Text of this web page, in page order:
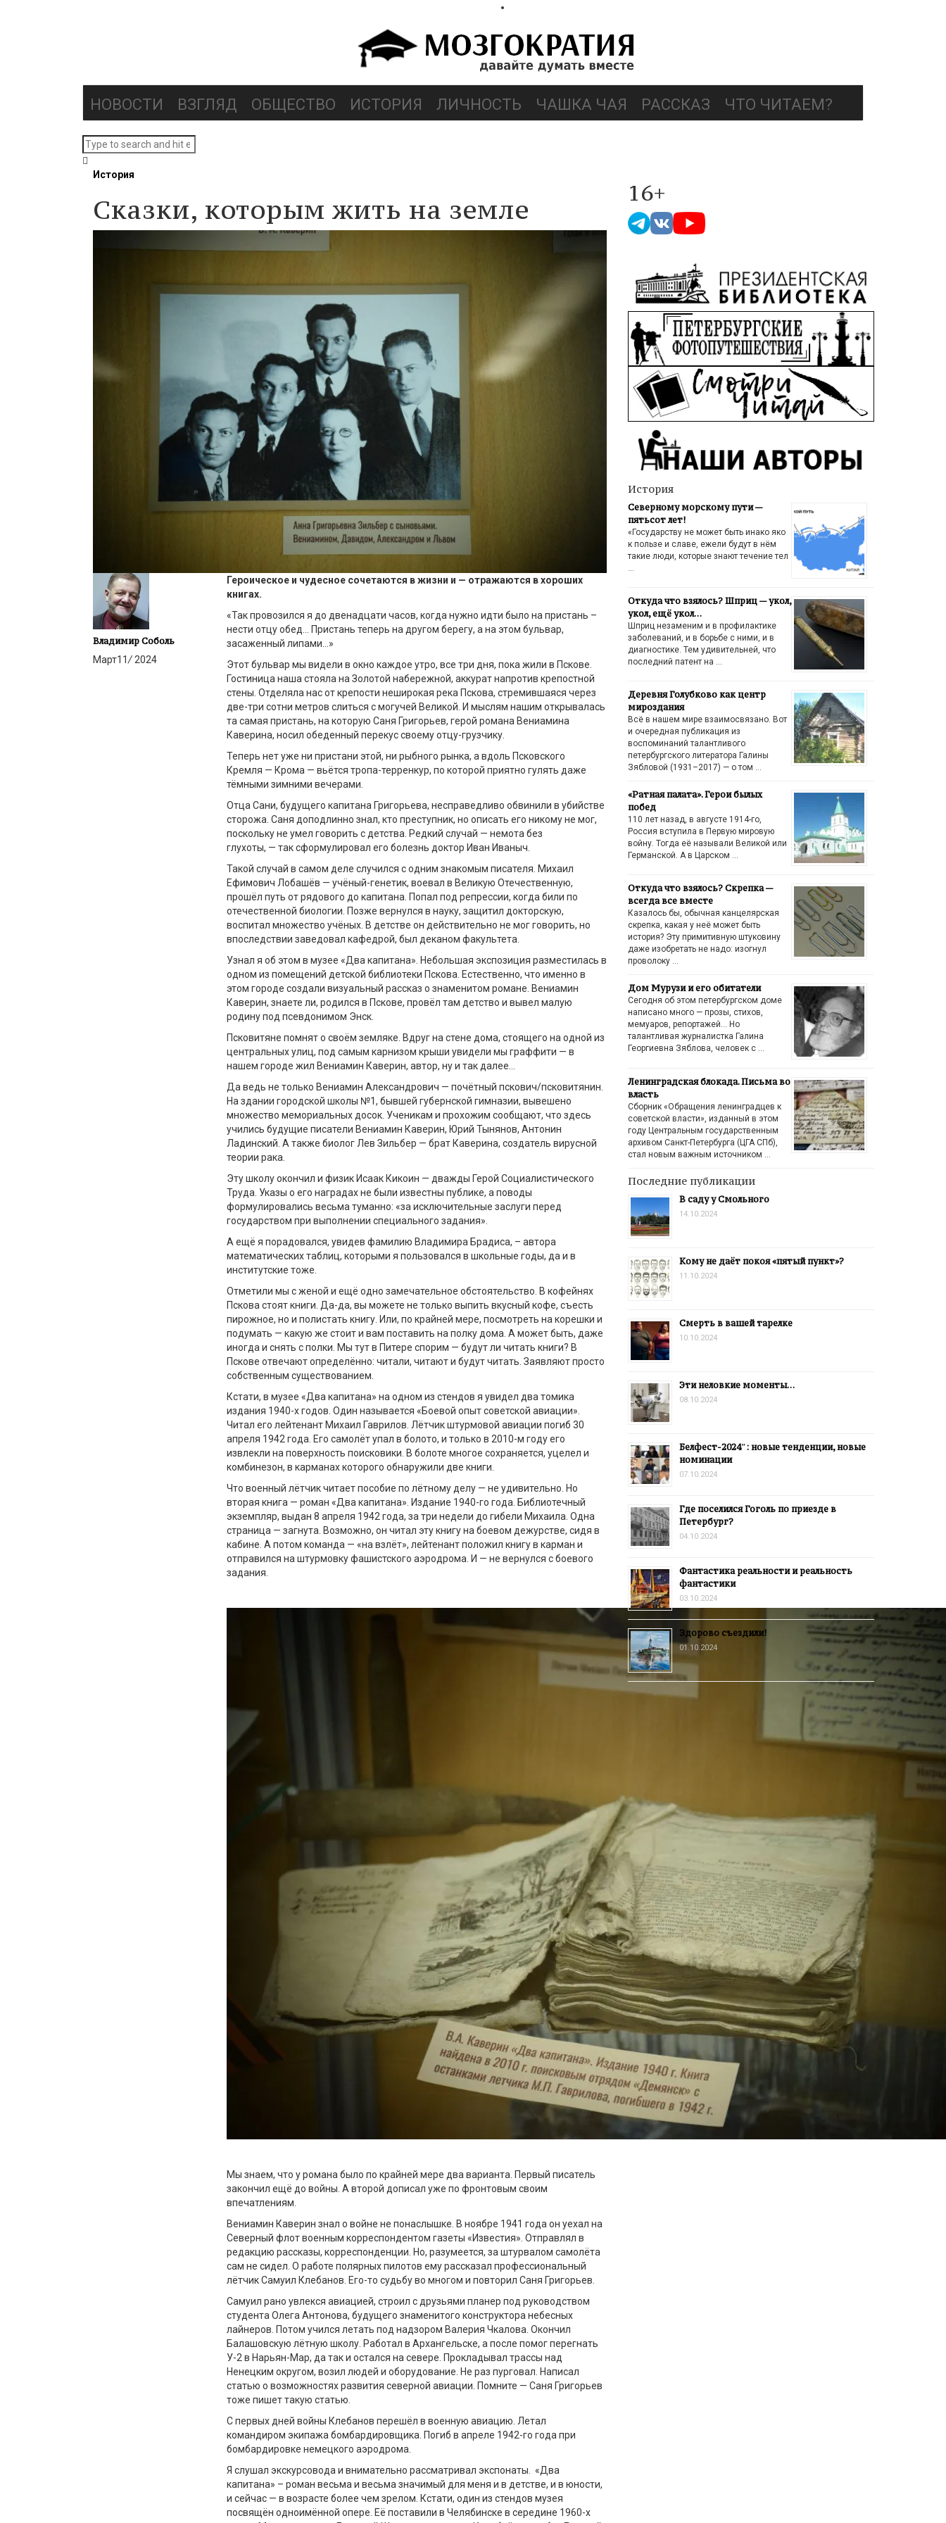
НОВОСТИ ВЗГЛЯД ОБЩЕСТВО ИСТОРИЯ ЛИЧНОСТЬ ЧАШКА ЧАЯ РАССКАЗ ЧТО ЧИТАЕМ?
История
Сказки, которым жить на земле
Владимир Соболь
Март11/ 2024
Героическое и чудесное сочетаются в жизни и — отражаются в хороших
книгах.
«Так провозился я до двенадцати часов, когда нужно идти было на пристань –
нести отцу обед… Пристань теперь на другом берегу, а на этом бульвар,
засаженный липами…»
Этот бульвар мы видели в окно каждое утро, все три дня, пока жили в Пскове.
Гостиница наша стояла на Золотой набережной, аккурат напротив крепостной
стены. Отделяла нас от крепости неширокая река Пскова, стремившаяся через
две-три сотни метров слиться с могучей Великой. И мыслям нашим открывалась
та самая пристань, на которую Саня Григорьев, герой романа Вениамина
Каверина, носил обеденный перекус своему отцу-грузчику.
Теперь нет уже ни пристани этой, ни рыбного рынка, а вдоль Псковского
Кремля — Крома — вьётся тропа-терренкур, по которой приятно гулять даже
тёмными зимними вечерами.
Отца Сани, будущего капитана Григорьева, несправедливо обвинили в убийстве
сторожа. Саня доподлинно знал, кто преступник, но описать его никому не мог,
поскольку не умел говорить с детства. Редкий случай — немота без
глухоты, — так сформулировал его болезнь доктор Иван Иваныч.
Такой случай в самом деле случился с одним знакомым писателя. Михаил
Ефимович Лобашёв — учёный-генетик, воевал в Великую Отечественную,
прошёл путь от рядового до капитана. Попал под репрессии, когда били по
отечественной биологии. Позже вернулся в науку, защитил докторскую,
воспитал множество учёных. В детстве он действительно не мог говорить, но
впоследствии заведовал кафедрой, был деканом факультета.
Узнал я об этом в музее «Два капитана». Небольшая экспозиция разместилась в
одном из помещений детской библиотеки Пскова. Естественно, что именно в
этом городе создали визуальный рассказ о знаменитом романе. Вениамин
Каверин, знаете ли, родился в Пскове, провёл там детство и вывел малую
родину под псевдонимом Энск.
Псковитяне помнят о своём земляке. Вдруг на стене дома, стоящего на одной из
центральных улиц, под самым карнизом крыши увидели мы граффити — в
нашем городе жил Вениамин Каверин, автор, ну и так далее…
Да ведь не только Вениамин Александрович — почётный пскович/псковитянин.
На здании городской школы №1, бывшей губернской гимназии, вывешено
множество мемориальных досок. Ученикам и прохожим сообщают, что здесь
учились будущие писатели Вениамин Каверин, Юрий Тынянов, Антонин
Ладинский. А также биолог Лев Зильбер — брат Каверина, создатель вирусной
теории рака.
Эту школу окончил и физик Исаак Кикоин — дважды Герой Социалистического
Труда. Указы о его наградах не были известны публике, а поводы
формулировались весьма туманно: «за исключительные заслуги перед
государством при выполнении специального задания».
А ещё я порадовался, увидев фамилию Владимира Брадиса, – автора
математических таблиц, которыми я пользовался в школьные годы, да и в
институтские тоже.
Отметили мы с женой и ещё одно замечательное обстоятельство. В кофейнях
Пскова стоят книги. Да-да, вы можете не только выпить вкусный кофе, съесть
пирожное, но и полистать книгу. Или, по крайней мере, посмотреть на корешки и
подумать — какую же стоит и вам поставить на полку дома. А может быть, даже
иногда и снять с полки. Мы тут в Питере спорим — будут ли читать книги? В
Пскове отвечают определённо: читали, читают и будут читать. Заявляют просто
собственным существованием.
Кстати, в музее «Два капитана» на одном из стендов я увидел два томика
издания 1940-х годов. Один называется «Боевой опыт советской авиации».
Читал его лейтенант Михаил Гаврилов. Лётчик штурмовой авиации погиб 30
апреля 1942 года. Его самолёт упал в болото, и только в 2010-м году его
извлекли на поверхность поисковики. В болоте многое сохраняется, уцелел и
комбинезон, в карманах которого обнаружили две книги.
Что военный лётчик читает пособие по лётному делу — не удивительно. Но
вторая книга — роман «Два капитана». Издание 1940-го года. Библиотечный
экземпляр, выдан 8 апреля 1942 года, за три недели до гибели Михаила. Одна
страница — загнута. Возможно, он читал эту книгу на боевом дежурстве, сидя в
кабине. А потом команда — «на взлёт», лейтенант положил книгу в карман и
отправился на штурмовку фашистского аэродрома. И — не вернулся с боевого
задания.
Мы знаем, что у романа было по крайней мере два варианта. Первый писатель
закончил ещё до войны. А второй дописал уже по фронтовым своим
впечатлениям.
Вениамин Каверин знал о войне не понаслышке. В ноябре 1941 года он уехал на
Северный флот военным корреспондентом газеты «Известия». Отправлял в
редакцию рассказы, корреспонденции. Но, разумеется, за штурвалом самолёта
сам не сидел. О работе полярных пилотов ему рассказал профессиональный
лётчик Самуил Клебанов. Его-то судьбу во многом и повторил Саня Григорьев.
Самуил рано увлекся авиацией, строил с друзьями планер под руководством
студента Олега Антонова, будущего знаменитого конструктора небесных
лайнеров. Потом учился летать под надзором Валерия Чкалова. Окончил
Балашовскую лётную школу. Работал в Архангельске, а после помог перегнать
У-2 в Нарьян-Мар, да так и остался на севере. Прокладывал трассы над
Ненецким округом, возил людей и оборудование. Не раз пурговал. Написал
статью о возможностях развития северной авиации. Помните — Саня Григорьев
тоже пишет такую статью.
С первых дней войны Клебанов перешёл в военную авиацию. Летал
командиром экипажа бомбардировщика. Погиб в апреле 1942-го года при
бомбардировке немецкого аэродрома.
Я слушал экскурсовода и внимательно рассматривал экспонаты. «Два
капитана» – роман весьма и весьма значимый для меня и в детстве, и в юности,
и сейчас — в возрасте более чем зрелом. Кстати, один из стендов музея
посвящён одноимённой опере. Её поставили в Челябинске в середине 1960-х
16+
История
Северному морскому пути —
пятьсот лет!
«Государству не может быть инако яко
к пользе и славе, ежели будут в нём
такие люди, которые знают течение тел
Откуда что взялось? Шприц — укол,
укол, ещё укол…
Шприц незаменим и в профилактике
заболеваний, и в борьбе с ними, и в
диагностике. Тем удивительней, что
последний патент на …
Деревня Голубково как центр
мироздания
Всё в нашем мире взаимосвязано. Вот
и очередная публикация из
воспоминаний талантливого
петербургского литератора Галины
Зябловой (1931–2017) — о том …
«Ратная палата». Герои былых
побед
110 лет назад, в августе 1914-го,
Россия вступила в Первую мировую
войну. Тогда её называли Великой или
Германской. А в Царском …
Откуда что взялось? Скрепка —
всегда все вместе
Казалось бы, обычная канцелярская
скрепка, какая у неё может быть
история? Эту примитивную штуковину
даже изобретать не надо: изогнул
проволоку …
Дом Мурузи и его обитатели
Сегодня об этом петербургском доме
написано много — прозы, стихов,
мемуаров, репортажей… Но
талантливая журналистка Галина
Георгиевна Зяблова, человек с …
Ленинградская блокада. Письма во
власть
Сборник «Обращения ленинградцев к
советской власти», изданный в этом
году Центральным государственным
архивом Санкт-Петербурга (ЦГА СПб),
стал новым важным источником …
Последние публикации
В саду у Смольного
14.10.2024
Кому не даёт покоя «пятый пункт»?
11.10.2024
Смерть в вашей тарелке
10.10.2024
Эти неловкие моменты…
08.10.2024
Белфест-2024″: новые тенденции, новые
номинации
07.10.2024
Где поселился Гоголь по приезде в
Петербург?
04.10.2024
Фантастика реальности и реальность
фантастики
03.10.2024
Здорово съездили!
01.10.2024